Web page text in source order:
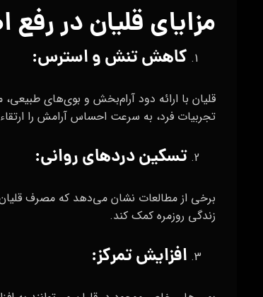
مزایای قلیان در
کاهش تنش و استرس:
قلیان با ارائه دود آرام‌بخش و بوی‌های
تجربیات فرد، به سرعت احساس آرامش را
تسکین دردهای روانی:
برخی از مطالعات نشان می‌دهد که مصرف
زندگی روزمره کمک کند.
افزایش تمرکز: